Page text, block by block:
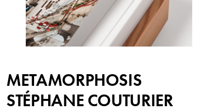
METAMORPHOSIS
STÉPHANE COUTURIER